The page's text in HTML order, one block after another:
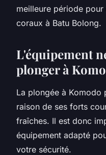
meilleure période
coraux à Batu Bolong.
L'équipement
plonger à
La plongée à Komodo
raison de ses forts
fraîches. Il est donc
équipement adapté
votre sécurité.